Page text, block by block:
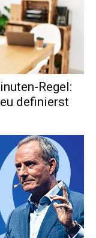
Regel:
definierst